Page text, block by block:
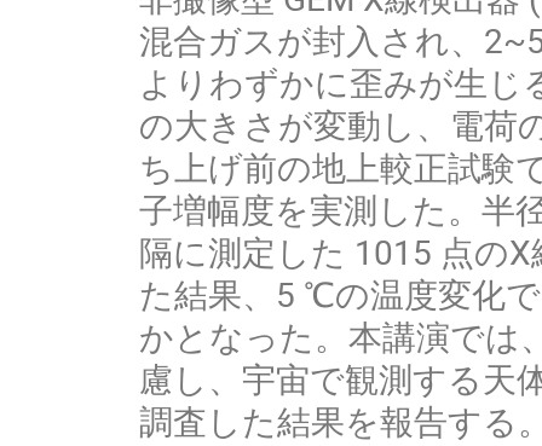
混合ガスが封入され、
よりわずかに歪みが生じ
の大きさが変動し、電荷
ち上げ前の地上較正試験
子増幅度を実測した。半
隔に測定した 1015 点の
た結果、5 ℃の温度変化
かとなった。本講演では
慮し、宇宙で観測する天
調査した結果を報告する